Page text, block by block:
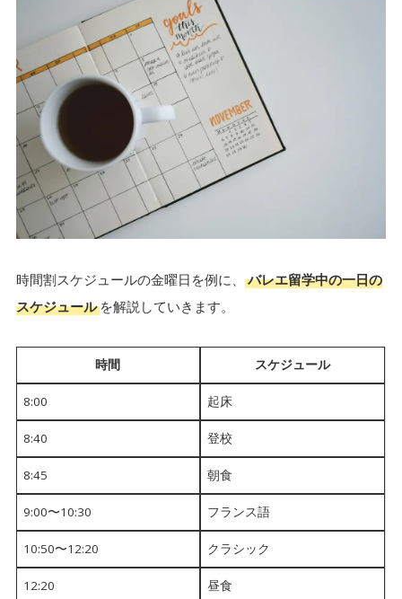
時間割スケジュールの金曜日を例に、
バレエ留学中の一日の
スケジュールを解説していきます。
時間 スケジュール
8:00 起床
8:40 登校
8:45 朝食
9:00〜10:30 フランス語
10:50〜12:20 クラシック
12:20 昼食